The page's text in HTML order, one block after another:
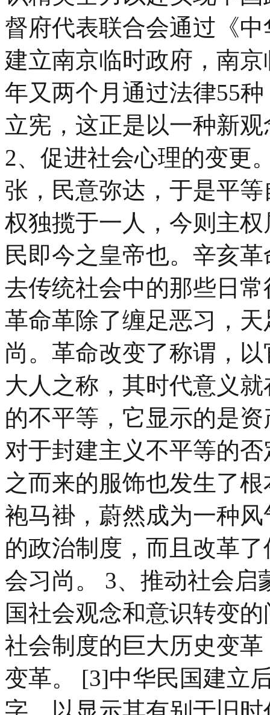
督府代表联合会通过《
建立南京临时政府，南
年又两个月通过法律55
立宪，这正是以一种新
2、促进社会心理的变更
张，民意弥达，于是平
权独揽于一人，今则主
民即今之皇帝也。辛亥
去传统社会中的那些日
革命革除了缠足恶习，
尚。革命改变了称谓，
大人之称，其时代意义
的不平等，它显示的是
对于封建主义不平等的
之而来的服饰也发生了
袍马褂，蔚然成为一种
的政治制度，而且改革
会习尚。 3、推动社会
国社会观念和意识转变
社会制度的巨大历史变
变革。 [3]中华民国建立